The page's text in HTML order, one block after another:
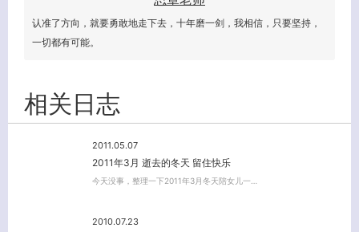
认准了方向，就要勇敢地走下去，十年磨一剑，我相信，只要坚持，
一切都有可能。
相关日志
2011.05.07
2011年3月 逝去的冬天 留住快乐
今天没事，整理一下2011年3月冬天陪女儿一…
2010.07.23